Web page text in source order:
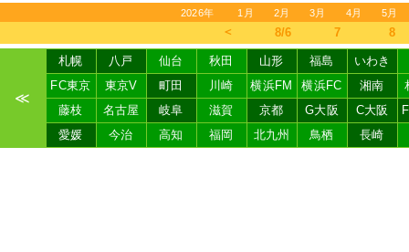
2026年 1月 2月 3月 4月 5月
＜ 8/6 7 8
≪
札幌 八戸 仙台 秋田 山形 福島
いわき
FC東京
東京V 町田 川崎 横浜FM 横浜FC 湘南
藤枝
名古屋 岐阜 滋賀 京都 G大阪 C大阪
愛媛
今治 高知 福岡 北九州 鳥栖 長崎